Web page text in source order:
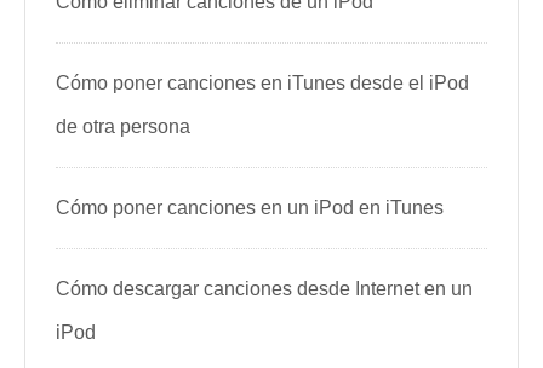
Cómo poner canciones en iTunes desde el iPod
de otra persona
Cómo poner canciones en un iPod en iTunes
Cómo descargar canciones desde Internet en un
iPod